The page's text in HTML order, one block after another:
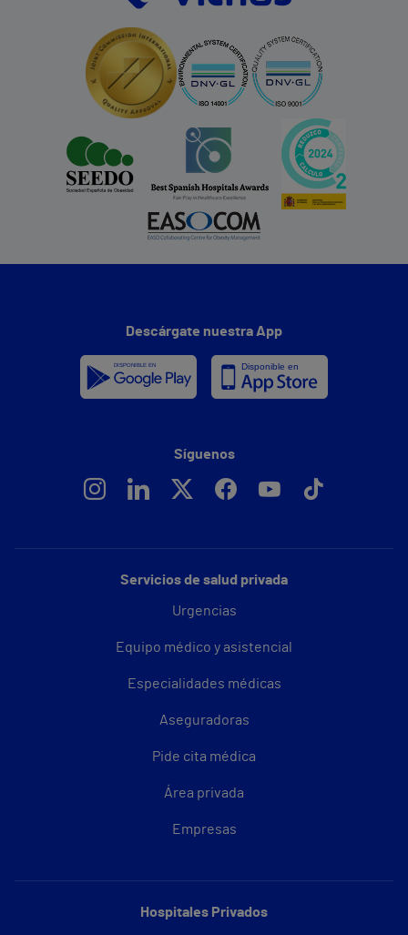
Servicios de salud privada
Urgencias
Equipo médico y asistencial
Especialidades médicas
Aseguradoras
Pide cita médica
Área privada
Empresas
Hospitales Privados
Descárgate nuestra App
Síguenos